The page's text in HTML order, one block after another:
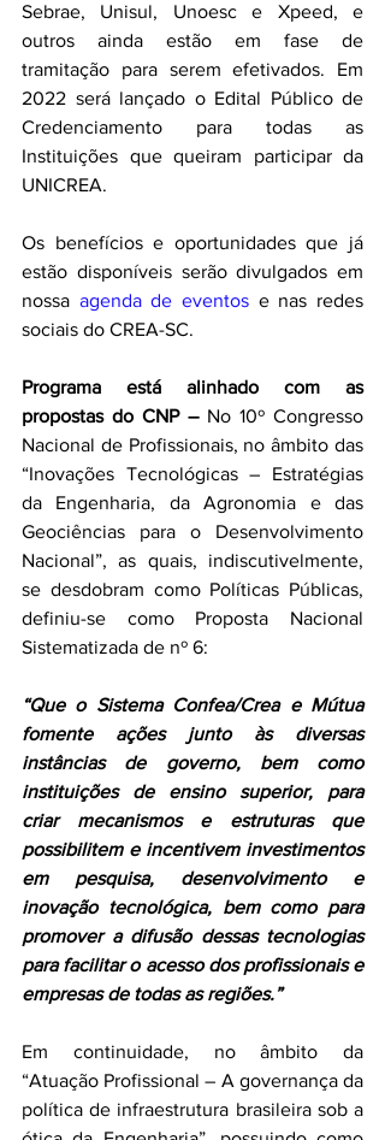
Sebrae, Unisul, Unoesc e Xpeed, e
outros ainda estão em fase de
tramitação para serem efetivados. Em
2022 será lançado o Edital Público de
Credenciamento para todas as
Instituições que queiram participar da
UNICREA.
Os benefícios e oportunidades que já
estão disponíveis serão divulgados em
nossa agenda de eventos e nas redes
sociais do CREA-SC.
Programa está alinhado com as
propostas do CNP – No 10º Congresso
Nacional de Profissionais, no âmbito das
“Inovações Tecnológicas – Estratégias
da Engenharia, da Agronomia e das
Geociências para o Desenvolvimento
Nacional”, as quais, indiscutivelmente,
se desdobram como Políticas Públicas,
definiu-se como Proposta Nacional
Sistematizada de nº 6:
“Que o Sistema Confea/Crea e Mútua
fomente ações junto às diversas
instâncias de governo, bem como
instituições de ensino superior, para
criar mecanismos e estruturas que
possibilitem e incentivem investimentos
em pesquisa, desenvolvimento e
inovação tecnológica, bem como para
promover a difusão dessas tecnologias
para facilitar o acesso dos profissionais e
empresas de todas as regiões.”
Em continuidade, no âmbito da
“Atuação Profissional – A governança da
política de infraestrutura brasileira sob a